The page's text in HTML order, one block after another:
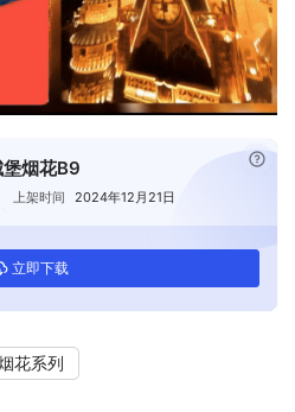
烟花B9
上架时间 2024年12月21日
立即下载
已
花系列